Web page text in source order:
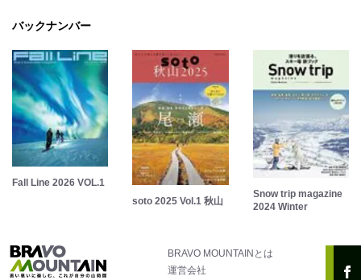
バックナンバー
Fall Line 2026 VOL.1
soto 2025 Vol.1 秋山
Snow trip magazine
2024 Winter
BRAVO MOUNTAINとは
運営会社